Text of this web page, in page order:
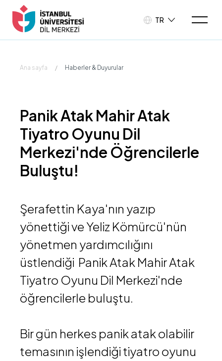
TR
Ana sayfa / Haberler & Duyurular
Panik Atak Mahir Atak
Tiyatro Oyunu Dil
Merkezi'nde Öğrencilerle
Buluştu!
Şerafettin Kaya'nın yazıp
yönettiği ve Yeliz Kömürcü'nün
yönetmen yardımcılığını
üstlendiği Panik Atak Mahir Atak
Tiyatro Oyunu Dil Merkezi'nde
öğrencilerle buluştu.
Bir gün herkes panik atak olabilir
temasının işlendiği tiyatro oyunu